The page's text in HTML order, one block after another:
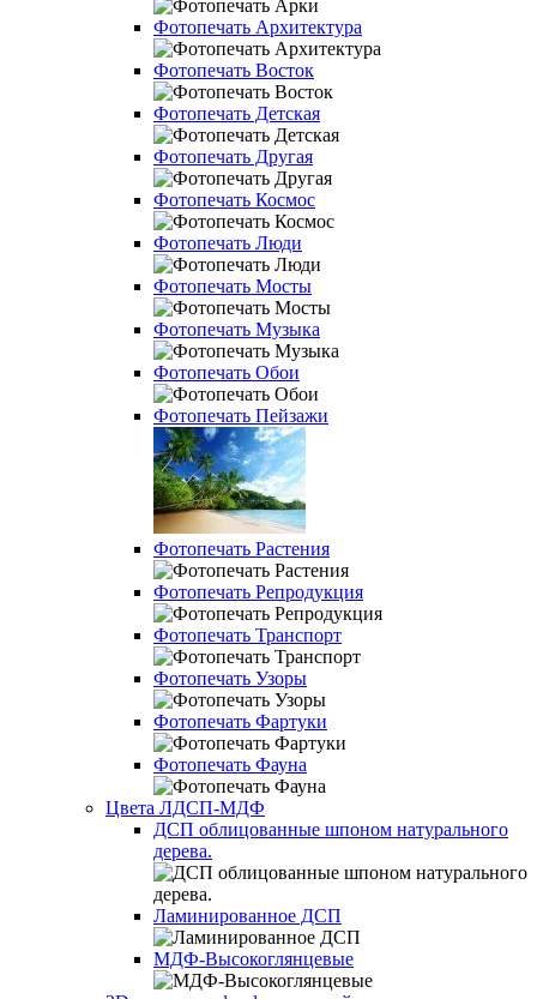
Фотопечать Архитектура
Фотопечать Восток
Фотопечать Детская
Фотопечать Другая
Фотопечать Космос
Фотопечать Люди
Фотопечать Мосты
Фотопечать Музыка
Фотопечать Обои
Фотопечать Пейзажи
Фотопечать Растения
Фотопечать Репродукция
Фотопечать Транспорт
Фотопечать Узоры
Фотопечать Фартуки
Фотопечать Фауна
Цвета ЛДСП-МДФ
ДСП облицованные шпоном натурального
дерева.
Ламинированное ДСП
МДФ-Высокоглянцевые